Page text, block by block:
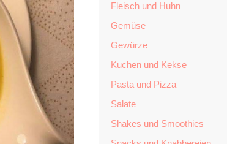
Fleisch und Huhn
Gemüse
Gewürze
Kuchen und Kekse
Pasta und Pizza
Salate
Shakes und Smoothies